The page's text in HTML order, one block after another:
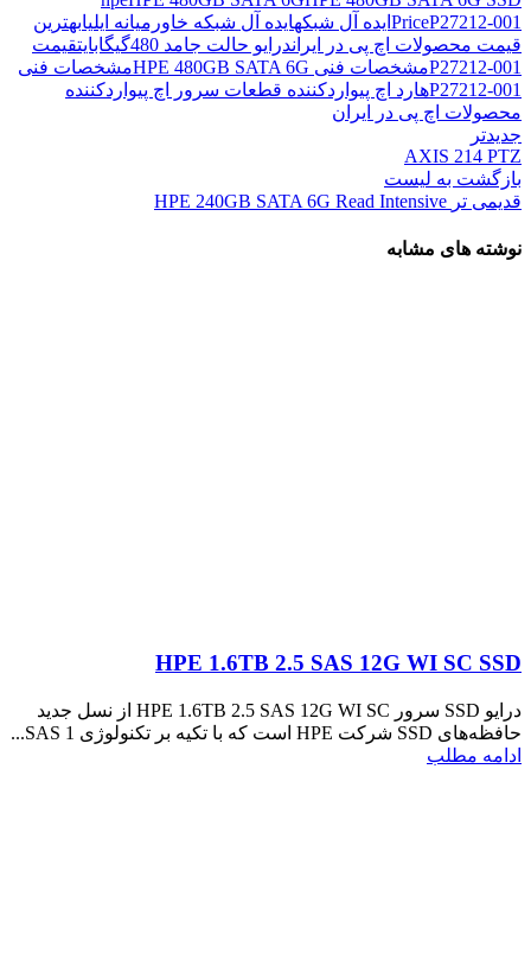
PriceP27212-001 ایده آل شبکهایده آل شبکه خاورمیانه ایلیابهترین
قیمت محصولات اچ پی در ایراندرایو حالت جامد 480گیگابایت
قیمت
P27212-001مشخصات فنی HPE 480GB SATA 6G
مشخصات فنی
P27212-001هارد اچ پیواردکننده قطعات سرور اچ پیواردکننده
محصولات اچ پی در ایران
جدیدتر
AXIS 214 PTZ
بازگشت به لیست
قدیمی تر HPE 240GB SATA 6G Read Intensive
نوشته های مشابه
HPE 1.6TB 2.5 SAS 12G WI SC SSD
درایو SSD سرور HPE 1.6TB 2.5 SAS 12G WI SC از نسل جدید
حافظه‌های SSD شرکت HPE است که با تکیه بر تکنولوژی SAS 1...
ادامه مطلب